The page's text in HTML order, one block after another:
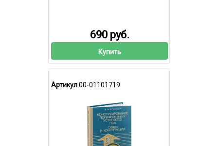
690 руб.
Купить
Артикул00-01101719